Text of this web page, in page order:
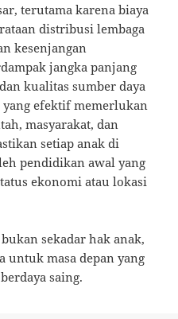
terutama karena biaya
distribusi lembaga
kesenjangan
jangka panjang
kualitas sumber daya
efektif memerlukan
masyarakat, dan
setiap anak di
pendidikan awal yang
ekonomi atau lokasi
sekadar hak anak,
untuk masa depan yang
saing.